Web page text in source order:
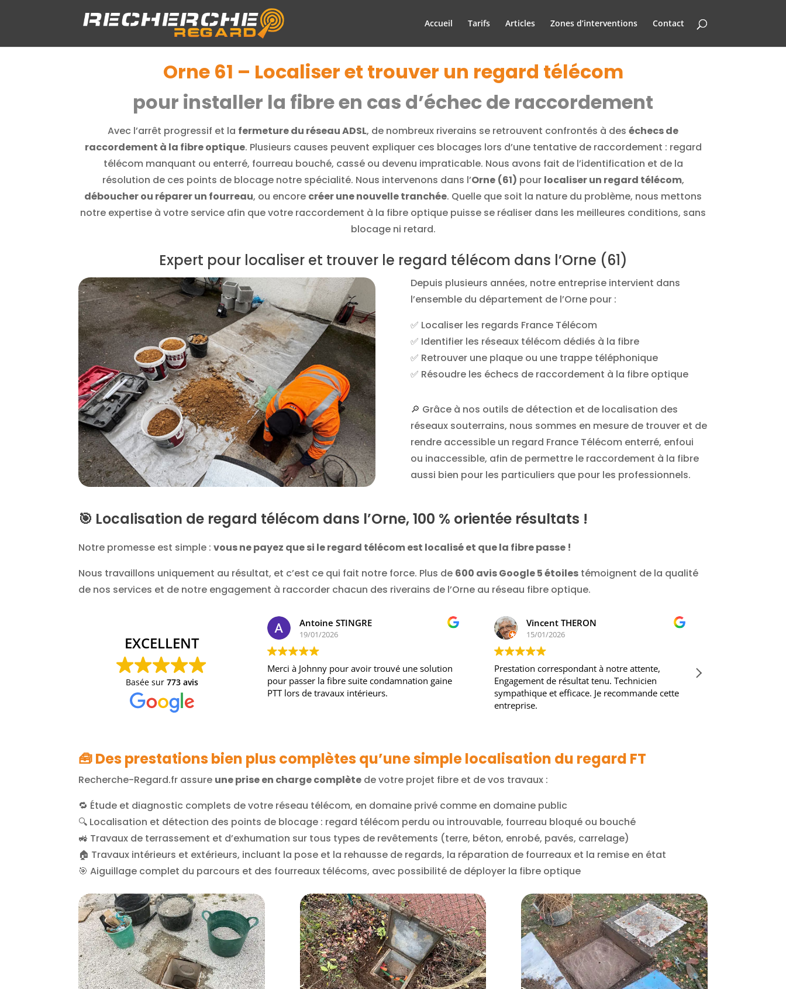
Accueil Tarifs Articles Zones d’interventions Contact
Orne 61 – Localiser et trouver un regard télécom
pour installer la fibre en cas d’échec de raccordement
Avec l’arrêt progressif et la fermeture du réseau ADSL, de nombreux riverains se retrouvent confrontés à des échecs de
raccordement à la fibre optique. Plusieurs causes peuvent expliquer ces blocages lors d’une tentative de raccordement : regard
télécom manquant ou enterré, fourreau bouché, cassé ou devenu impraticable. Nous avons fait de l’identification et de la
résolution de ces points de blocage notre spécialité. Nous intervenons dans l’Orne (61) pour localiser un regard télécom,
déboucher ou réparer un fourreau, ou encore créer une nouvelle tranchée. Quelle que soit la nature du problème, nous mettons
notre expertise à votre service afin que votre raccordement à la fibre optique puisse se réaliser dans les meilleures conditions, sans
blocage ni retard.
Expert pour localiser et trouver le regard télécom dans l’Orne (61)
Depuis plusieurs années, notre entreprise intervient dans
l’ensemble du département de l’Orne pour :
✅ Localiser les regards France Télécom
✅ Identifier les réseaux télécom dédiés à la fibre
✅ Retrouver une plaque ou une trappe téléphonique
✅ Résoudre les échecs de raccordement à la fibre optique
🔎 Grâce à nos outils de détection et de localisation des
réseaux souterrains, nous sommes en mesure de trouver et de
rendre accessible un regard France Télécom enterré, enfoui
ou inaccessible, afin de permettre le raccordement à la fibre
aussi bien pour les particuliers que pour les professionnels.
🎯 Localisation de regard télécom dans l’Orne, 100 % orientée résultats !
Notre promesse est simple :vous ne payez que si le regard télécom est localisé et que la fibre passe !
Nous travaillons uniquement au résultat, et c’est ce qui fait notre force. Plus de 600 avis Google 5 étoiles témoignent de la qualité
de nos services et de notre engagement à raccorder chacun des riverains de l’Orne au réseau fibre optique.
EXCELLENT
Basée sur 773 avis
Antoine STINGRE
19/01/2026
Merci à Johnny pour avoir trouvé une solution
pour passer la fibre suite condamnation gaine
PTT lors de travaux intérieurs.
Vincent THERON
15/01/2026
Prestation correspondant à notre attente,
Engagement de résultat tenu. Technicien
sympathique et efficace. Je recommande cette
entreprise.
🧰Des prestations bien plus complètes qu’une simple localisation du regard FT
Recherche-Regard.fr assure une prise en charge complète de votre projet fibre et de vos travaux :
🔁 Étude et diagnostic complets de votre réseau télécom, en domaine privé comme en domaine public
🔍 Localisation et détection des points de blocage : regard télécom perdu ou introuvable, fourreau bloqué ou bouché
🚜 Travaux de terrassement et d’exhumation sur tous types de revêtements (terre, béton, enrobé, pavés, carrelage)
🏠 Travaux intérieurs et extérieurs, incluant la pose et la rehausse de regards, la réparation de fourreaux et la remise en état
🎯 Aiguillage complet du parcours et des fourreaux télécoms, avec possibilité de déployer la fibre optique